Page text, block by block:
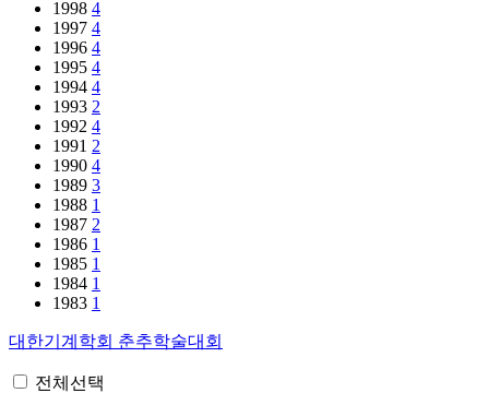
1998 4
1997 4
1996 4
1995 4
1994 4
1993 2
1992 4
1991 2
1990 4
1989 3
1988 1
1987 2
1986 1
1985 1
1984 1
1983 1
대한기계학회 춘추학술대회
전체선택